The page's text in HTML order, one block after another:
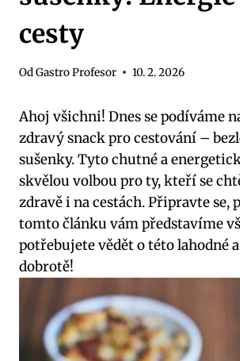
cesty
OdGastro Profesor 10. 2. 2026
Ahoj všichni! Dnes se podíváme
zdravý snack pro cestování –
sušenky. Tyto chutné a
skvělou volbou pro ty, kteří se
zdravě i na cestách. Připravte se,
tomto článku vám představíme
potřebujete vědět o této lahodné
dobrotě!